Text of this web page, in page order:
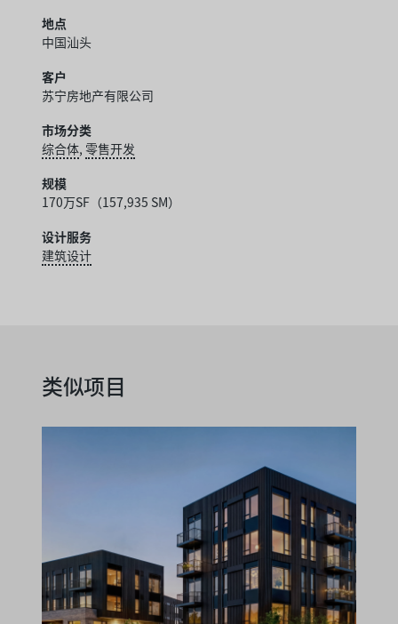
地点
中国汕头
客户
苏宁房地产有限公司
市场分类
综合体,零售开发
规模
170万SF（157,935 SM）
设计服务
建筑设计
类似项目